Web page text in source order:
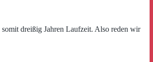
dreißig Jahren Laufzeit. Also reden wir